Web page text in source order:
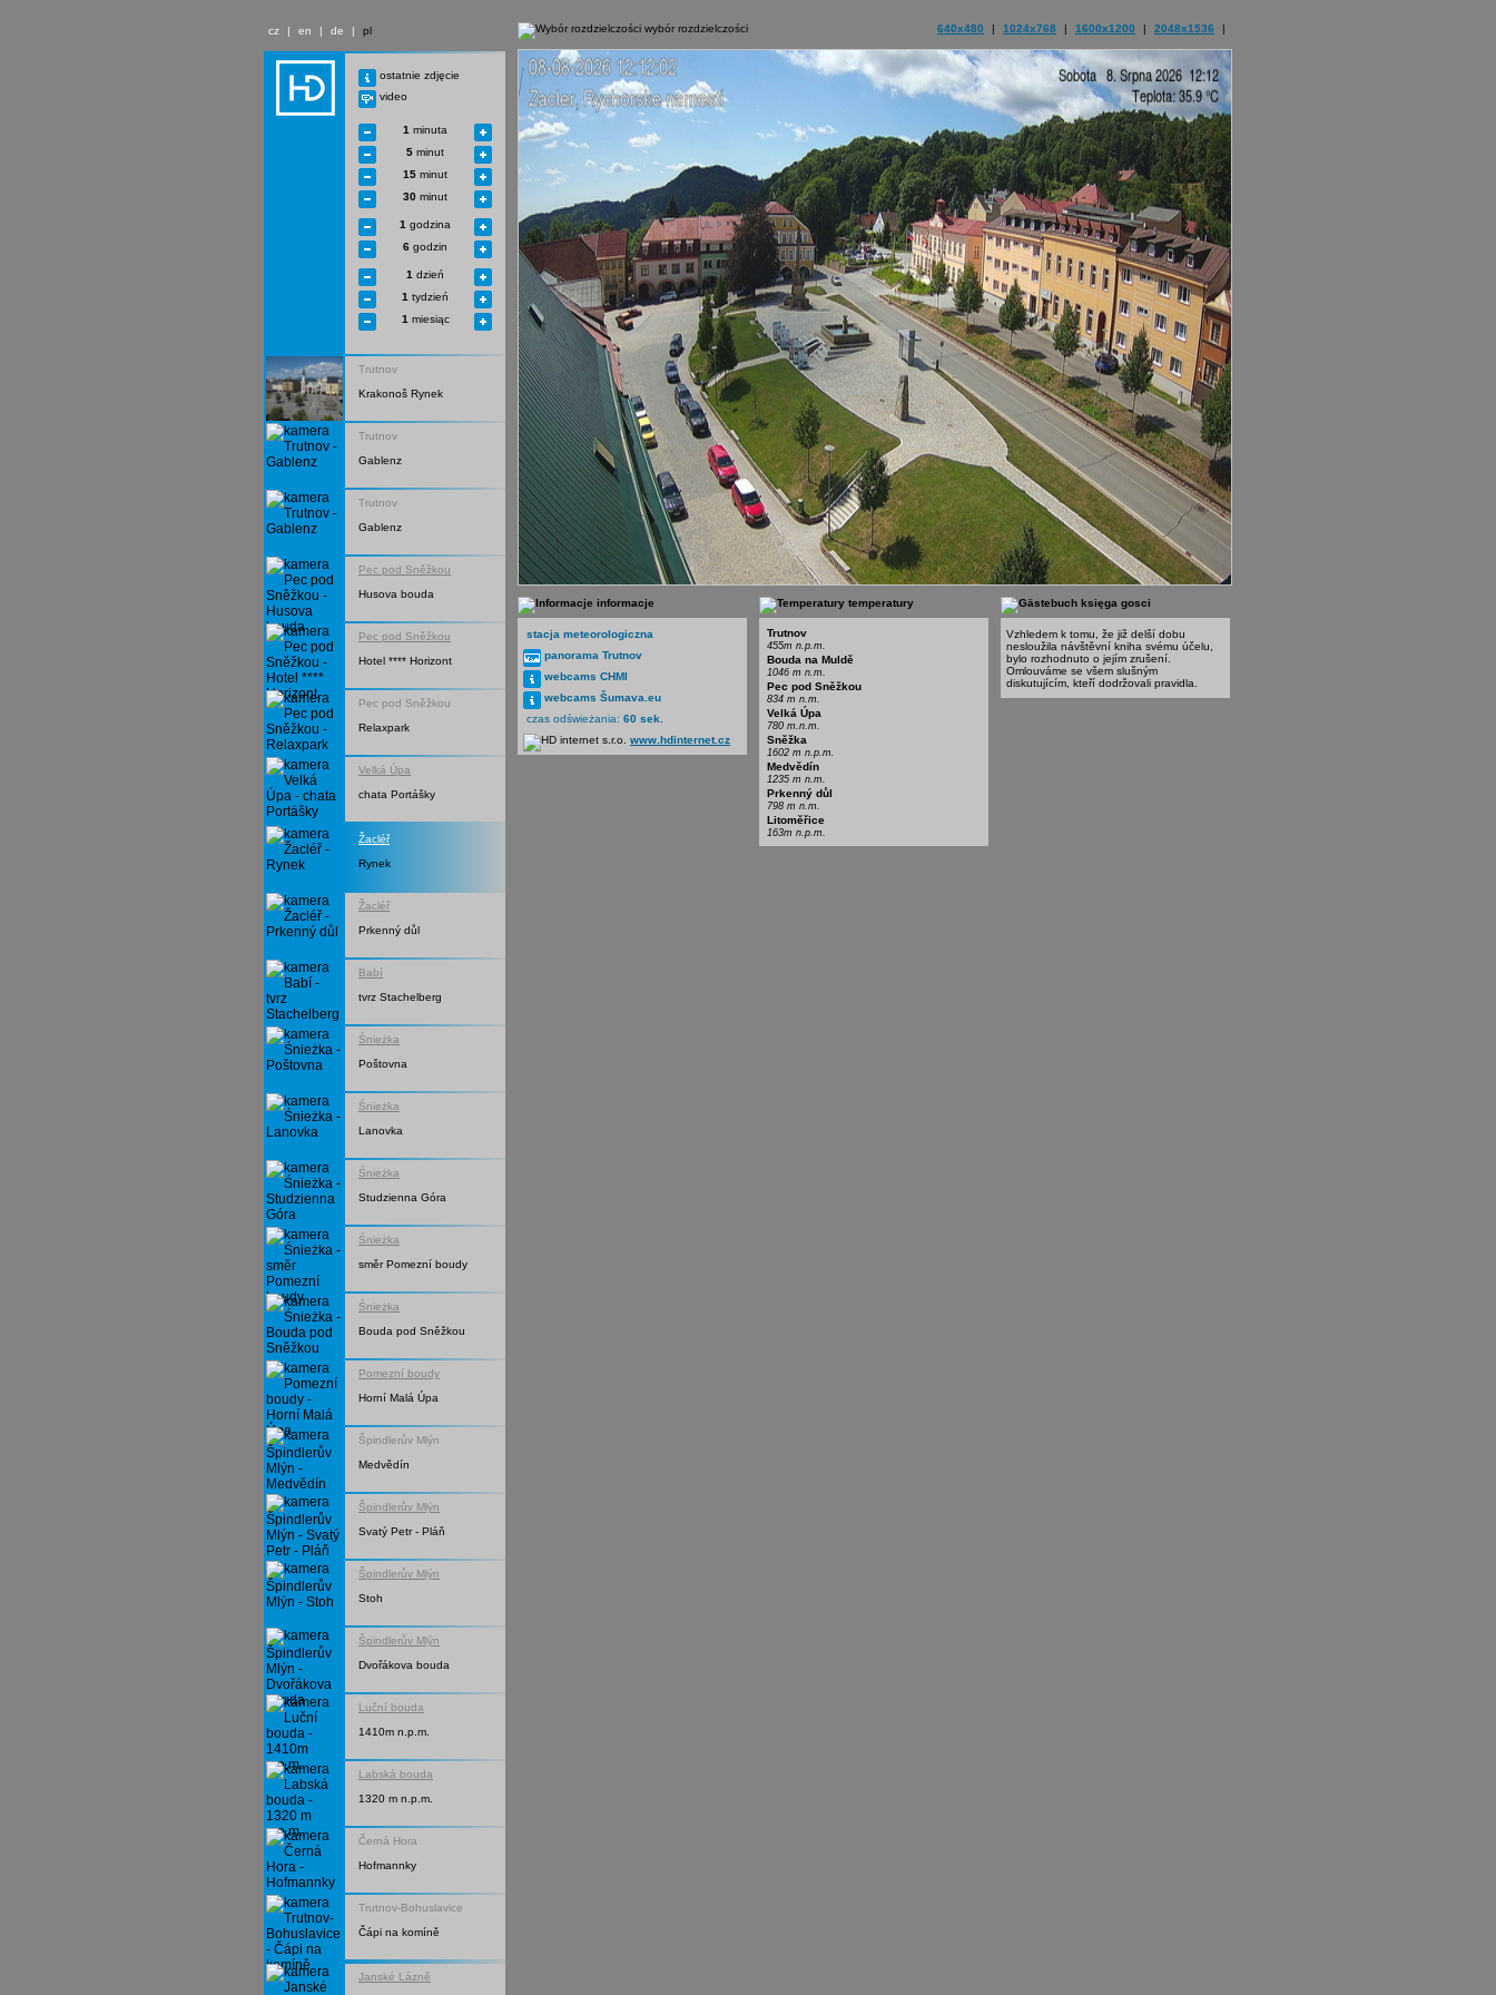
cz | en | de | pl
ostatnie zdjęcie
video
1 minuta
5 minut
15 minut
30 minut
1 godzina
6 godzin
1 dzień
1 tydzień
1 miesiąc
Trutnov
Krakonoš Rynek
Trutnov
Gablenz
Trutnov
Gablenz
Pec pod Sněžkou
Husova bouda
Pec pod Sněžkou
Hotel **** Horizont
Pec pod Sněžkou
Relaxpark
Velká Úpa
chata Portášky
Žacléř
Rynek
Žacléř
Prkenný důl
Babí
tvrz Stachelberg
Śnieżka
Poštovna
Śnieżka
Lanovka
Śnieżka
Studzienna Góra
Śnieżka
směr Pomezní boudy
Śnieżka
Bouda pod Sněžkou
Pomezní boudy
Horní Malá Úpa
Špindlerův Mlýn
Medvědín
Špindlerův Mlýn
Svatý Petr - Pláň
Špindlerův Mlýn
Stoh
Špindlerův Mlýn
Dvořákova bouda
Luční bouda
1410m n.p.m.
Labská bouda
1320 m n.p.m.
Černá Hora
Hofmannky
Trutnov-Bohuslavice
Čápi na komíně
Janské Lázně
wybór rozdzielczości 640x480 | 1024x768 | 1600x1200 | 2048x1536 |
informacje
stacja meteorologiczna
panorama Trutnov
webcams CHMI
webcams Šumava.eu
czas odświeżania: 60 sek.
www.hdinternet.cz
temperatury
Trutnov
455m n.p.m.
Bouda na Muldě
1046 m n.m.
Pec pod Sněžkou
834 m n.m.
Velká Úpa
780 m.n.m.
Sněžka
1602 m n.p.m.
Medvědín
1235 m n.m.
Prkenný důl
798 m n.m.
Litoměřice
163m n.p.m.
księga gosci
Vzhledem k tomu, že již delší dobu
nesloužila návštěvní kniha svému účelu,
bylo rozhodnuto o jejím zrušení.
Omlouváme se všem slušným
diskutujícím, kteří dodržovali pravidla.